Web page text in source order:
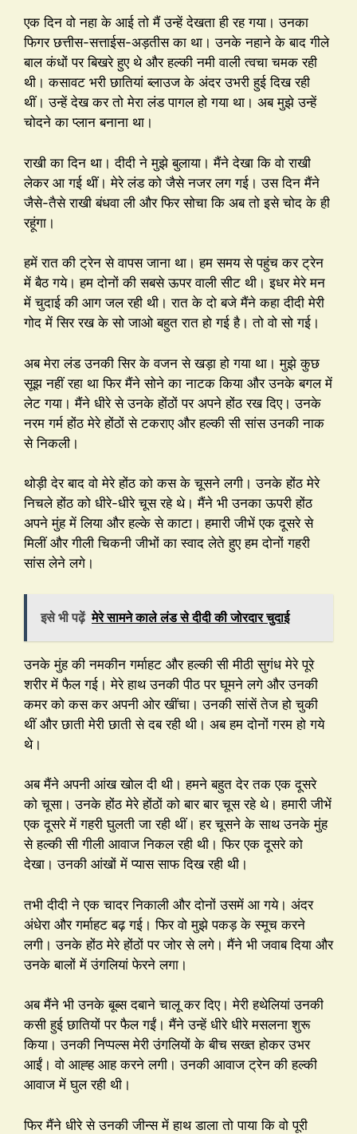
एक दिन वो नहा के आई तो मैं उन्हें देखता ही रह गया। उनका
फिगर छत्तीस-सत्ताईस-अड़तीस का था। उनके नहाने के बाद गीले
बाल कंधों पर बिखरे हुए थे और हल्की नमी वाली त्वचा चमक रही
थी। कसावट भरी छातियां ब्लाउज के अंदर उभरी हुई दिख रही
थीं। उन्हें देख कर तो मेरा लंड पागल हो गया था। अब मुझे उन्हें
चोदने का प्लान बनाना था।
राखी का दिन था। दीदी ने मुझे बुलाया। मैंने देखा कि वो राखी
लेकर आ गई थीं। मेरे लंड को जैसे नजर लग गई। उस दिन मैंने
जैसे-तैसे राखी बंधवा ली और फिर सोचा कि अब तो इसे चोद के ही
रहूंगा।
हमें रात की ट्रेन से वापस जाना था। हम समय से पहुंच कर ट्रेन
में बैठ गये। हम दोनों की सबसे ऊपर वाली सीट थी। इधर मेरे मन
में चुदाई की आग जल रही थी। रात के दो बजे मैंने कहा दीदी मेरी
गोद में सिर रख के सो जाओ बहुत रात हो गई है। तो वो सो गई।
अब मेरा लंड उनकी सिर के वजन से खड़ा हो गया था। मुझे कुछ
सूझ नहीं रहा था फिर मैंने सोने का नाटक किया और उनके बगल में
लेट गया। मैंने धीरे से उनके होंठों पर अपने होंठ रख दिए। उनके
नरम गर्म होंठ मेरे होंठों से टकराए और हल्की सी सांस उनकी नाक
से निकली।
थोड़ी देर बाद वो मेरे होंठ को कस के चूसने लगी। उनके होंठ मेरे
निचले होंठ को धीरे-धीरे चूस रहे थे। मैंने भी उनका ऊपरी होंठ
अपने मुंह में लिया और हल्के से काटा। हमारी जीभें एक दूसरे से
मिलीं और गीली चिकनी जीभों का स्वाद लेते हुए हम दोनों गहरी
सांस लेने लगे।
इसे भी पढ़ें मेरे सामने काले लंड से दीदी की जोरदार चुदाई
उनके मुंह की नमकीन गर्माहट और हल्की सी मीठी सुगंध मेरे पूरे
शरीर में फैल गई। मेरे हाथ उनकी पीठ पर घूमने लगे और उनकी
कमर को कस कर अपनी ओर खींचा। उनकी सांसें तेज हो चुकी
थीं और छाती मेरी छाती से दब रही थी। अब हम दोनों गरम हो गये
थे।
अब मैंने अपनी आंख खोल दी थी। हमने बहुत देर तक एक दूसरे
को चूसा। उनके होंठ मेरे होंठों को बार बार चूस रहे थे। हमारी जीभें
एक दूसरे में गहरी घुलती जा रही थीं। हर चूसने के साथ उनके मुंह
से हल्की सी गीली आवाज निकल रही थी। फिर एक दूसरे को
देखा। उनकी आंखों में प्यास साफ दिख रही थी।
तभी दीदी ने एक चादर निकाली और दोनों उसमें आ गये। अंदर
अंधेरा और गर्माहट बढ़ गई। फिर वो मुझे पकड़ के स्मूच करने
लगी। उनके होंठ मेरे होंठों पर जोर से लगे। मैंने भी जवाब दिया और
उनके बालों में उंगलियां फेरने लगा।
अब मैंने भी उनके बूब्स दबाने चालू कर दिए। मेरी हथेलियां उनकी
कसी हुई छातियों पर फैल गईं। मैंने उन्हें धीरे धीरे मसलना शुरू
किया। उनकी निप्पल्स मेरी उंगलियों के बीच सख्त होकर उभर
आईं। वो आह्ह आह करने लगी। उनकी आवाज ट्रेन की हल्की
आवाज में घुल रही थी।
फिर मैंने धीरे से उनकी जीन्स में हाथ डाला तो पाया कि वो पूरी